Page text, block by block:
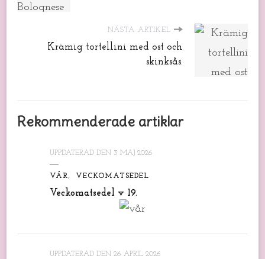
NÄSTA ARTIKEL
Krämig tortellini med ost och
skinksås.
Rekommenderade artiklar
UPPDATERAD DEN 3 MAJ 2026
VÅR VECKOMATSEDEL
Veckomatsedel v 19.
UPPDATERAD DEN 26 APRIL 2026